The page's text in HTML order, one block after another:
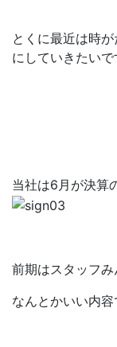
とくに最近は時
にしていきたいで
当社は6月が決算
前期はスタッフ
なんとかいい内